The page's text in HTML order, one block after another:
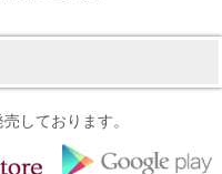
しております。